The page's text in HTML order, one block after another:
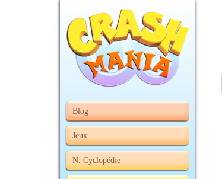
Blog
Jeux
N. Cyclopédie